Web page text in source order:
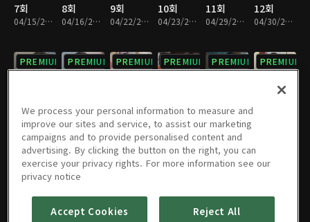
7회
04/15/2023 • 1시간 8분
8회
04/16/2023 • 1시간 7분
9회
04/22/2023 • 1시간 7분
10회
04/23/2023 • 1시간 7분
11회
04/29/2023 • 1시간 6분
12회
04/30/2023 • 1시간 5분
PREMIUM PREMIUM PREMIUM PREMIUM PREMIUM PREMIUM
PREMIUM
19회
05/27/2023 • 1시간 9분
PREMIUM
20회
PREMIUM
21회
PREMIUM
22회
PREMIUM
23회 24회
We process your personal information to measure and
improve our sites and service, to assist our marketing
campaigns and to provide personalised content and
advertising. By clicking the button on the right, you can
exercise your privacy rights. For more information see our
privacy notice
Accept Cookies Reject All